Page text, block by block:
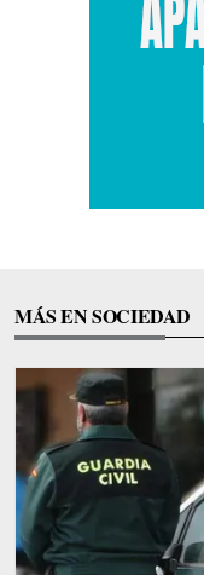
MÁS EN SOCIEDAD